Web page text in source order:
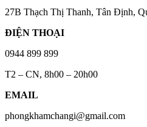
27B Thạch Thị Thanh, Tân Định,
ĐIỆN THOẠI
0944 899 899
T2 – CN, 8h00 – 20h00
EMAIL
phongkhamchangi@gmail.com